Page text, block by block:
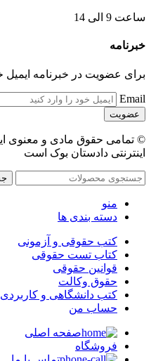
ساعت 9 الی 14
خبرنامه
برای عضویت در خبرنامه ایمیل
Email
© تمامی حقوق مادی و معنوی
اینترنتی دادستان بوک است
منو
دسته بندی ها
کتب حقوقی و آزمونی
کتاب تست حقوقی
قوانین حقوقی
حقوق وکالت
کتب دانشگاهی و کاربردی
حساب من
صفحه اصلی
فروشگاه